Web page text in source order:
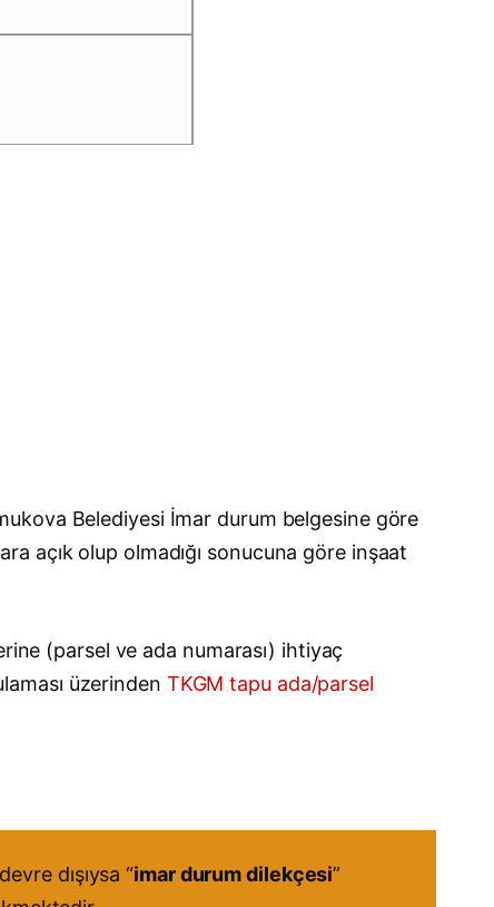
Belediyesi İmar durum belgesine göre
açık olup olmadığı sonucuna göre inşaat
(parsel ve ada numarası) ihtiyaç
üzerinden TKGM tapu ada/parsel
dışıysa “imar durum dilekçesi”